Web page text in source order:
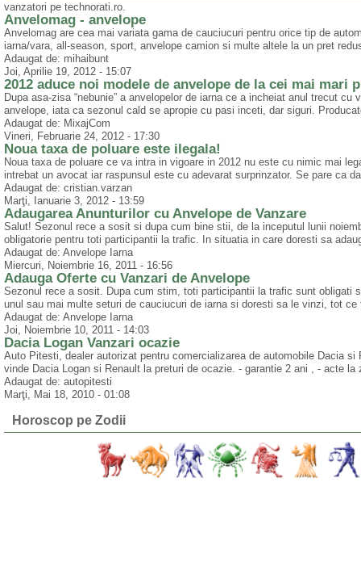
vanzatori pe technorati.ro.
Anvelomag - anvelope
Anvelomag are cea mai variata gama de cauciucuri pentru orice tip de
iarna/vara, all-season, sport, anvelope camion si multe altele la un pret
Adaugat de: mihaibunt
Joi, Aprilie 19, 2012 - 15:07
2012 aduce noi modele de anvelope de la cei mai mari
Dupa asa-zisa “nebunie” a anvelopelor de iarna ce a incheiat anul trecut
anvelope, iata ca sezonul cald se apropie cu pasi inceti, dar siguri.
Adaugat de: MixajCom
Vineri, Februarie 24, 2012 - 17:30
Noua taxa de poluare este ilegala!
Noua taxa de poluare ce va intra in vigoare in 2012 nu este cu nimic mai
intrebat un avocat iar raspunsul este cu adevarat surprinzator. Se pare ca
Adaugat de: cristian.varzan
Marţi, Ianuarie 3, 2012 - 13:59
Adaugarea Anunturilor cu Anvelope de Vanzare
Salut! Sezonul rece a sosit si dupa cum bine stii, de la inceputul lunii
obligatorie pentru toti participantii la trafic. In situatia in care doresti sa
Adaugat de: Anvelope Iarna
Miercuri, Noiembrie 16, 2011 - 16:56
Adauga Oferte cu Vanzari de Anvelope
Sezonul rece a sosit. Dupa cum stim, toti participantii la trafic sunt obligati
unul sau mai multe seturi de cauciucuri de iarna si doresti sa le vinzi, tot
Adaugat de: Anvelope Iarna
Joi, Noiembrie 10, 2011 - 14:03
Dacia Logan Vanzari ocazie
Auto Pitesti, dealer autorizat pentru comercializarea de automobile Dacia
vinde Dacia Logan si Renault la preturi de ocazie. - garantie 2 ani , - acte la
Adaugat de: autopitesti
Marţi, Mai 18, 2010 - 01:08
Horoscop pe Zodii